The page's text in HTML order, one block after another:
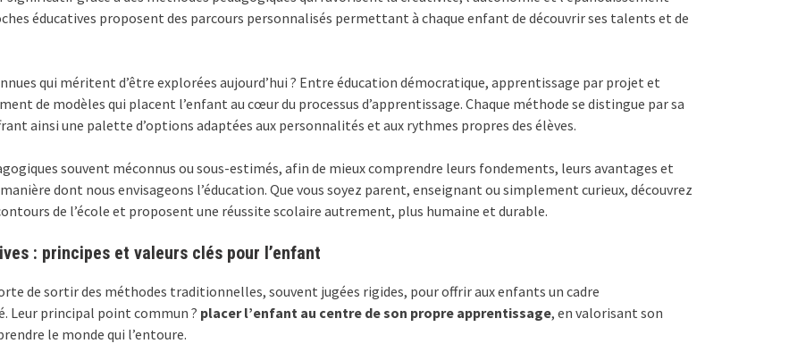
éducatives proposent des parcours personnalisés permettant à chaque enfant de découvrir ses talents et de
qui méritent d’être explorées aujourd’hui ? Entre éducation démocratique, apprentissage par projet et
de modèles qui placent l’enfant au cœur du processus d’apprentissage. Chaque méthode se distingue par sa
ainsi une palette d’options adaptées aux personnalités et aux rythmes propres des élèves.
souvent méconnus ou sous-estimés, afin de mieux comprendre leurs fondements, leurs avantages et
dont nous envisageons l’éducation. Que vous soyez parent, enseignant ou simplement curieux, découvrez
de l’école et proposent une réussite scolaire autrement, plus humaine et durable.
: principes et valeurs clés pour l’enfant
de sortir des méthodes traditionnelles, souvent jugées rigides, pour offrir aux enfants un cadre
Leur principal point commun ? placer l’enfant au centre de son propre apprentissage, en valorisant son
le monde qui l’entoure.